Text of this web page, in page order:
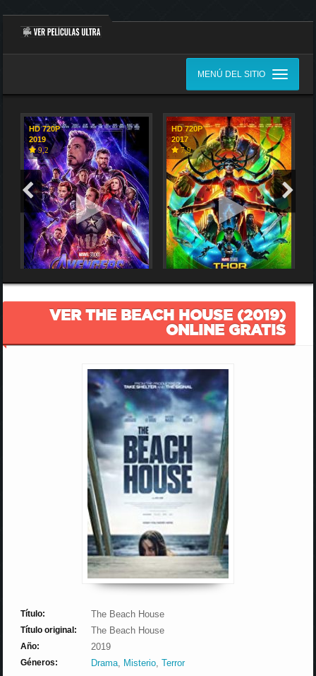
MENÚ DEL SITIO
HD 720P
2019
9,2
HD 720P
2017
7,9
VER THE BEACH HOUSE (2019)
ONLINE GRATIS
Título: The Beach House
Título original: The Beach House
Año: 2019
Géneros: Drama, Misterio,Terror